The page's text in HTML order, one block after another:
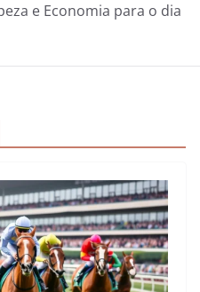
e Economia para o dia